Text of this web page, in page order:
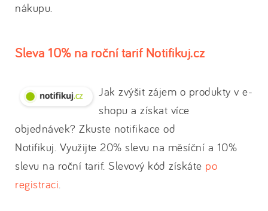
nákupu.
Sleva 10% na roční tarif Notifikuj.cz
Jak zvýšit zájem o produkty v e-
shopu a získat více
objednávek? Zkuste notifikace od
Notifikuj. Využijte 20% slevu na měsíční a 10%
slevu na roční tarif. Slevový kód získáte po
registraci.